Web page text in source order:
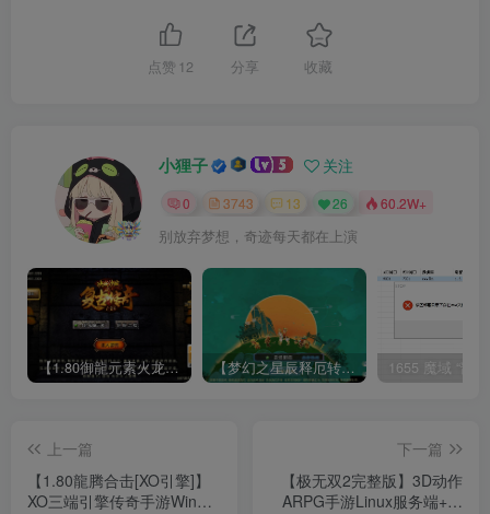
点赞 12 分享 收藏
小狸子 关注
0 3743 13 26 60.2W+
别放弃梦想，奇迹每天都在上演
【1.80御龍元素火龙[摸摸登陆器]】战神引擎WIN服务端+GM工具+充值后台+双端+架设教程 【梦幻之星辰释厄转尊享挂机版】MT3换皮梦幻西游Linux服务端+GM后台+双端+源码+架设教程
上一篇
【1.80龍腾合击[XO引擎]】
XO三端引擎传奇手游Win服
下一篇
【极无双2完整版】3D动作
ARPG手游Linux服务端+全